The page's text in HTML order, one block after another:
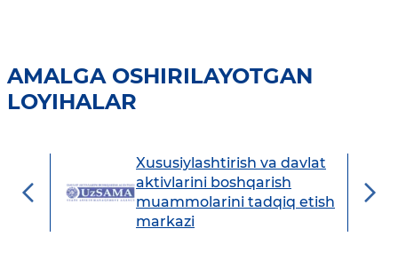
AMALGA OSHIRILAYOTGAN
LOYIHALAR
Xususiylashtirish va davlat
aktivlarini boshqarish
muammolarini tadqiq etish
markazi